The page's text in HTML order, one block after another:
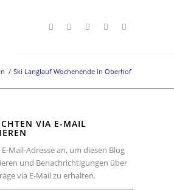
/ Ski Langlauf Wochenende in Oberhof
VIA E-MAIL
E-Mail-Adresse an, um diesen Blog
und Benachrichtigungen über
via E-Mail zu erhalten.